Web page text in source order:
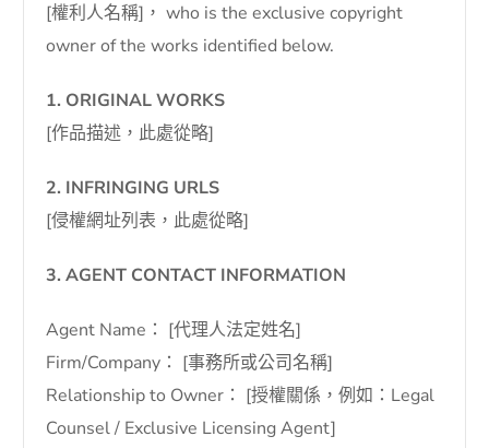
[權利人名稱]， who is the exclusive copyright
owner of the works identified below.
1. ORIGINAL WORKS
[作品描述，此處從略]
2. INFRINGING URLS
[侵權網址列表，此處從略]
3. AGENT CONTACT INFORMATION
Agent Name： [代理人法定姓名]
Firm/Company： [事務所或公司名稱]
Relationship to Owner： [授權關係，例如：Legal
Counsel / Exclusive Licensing Agent]